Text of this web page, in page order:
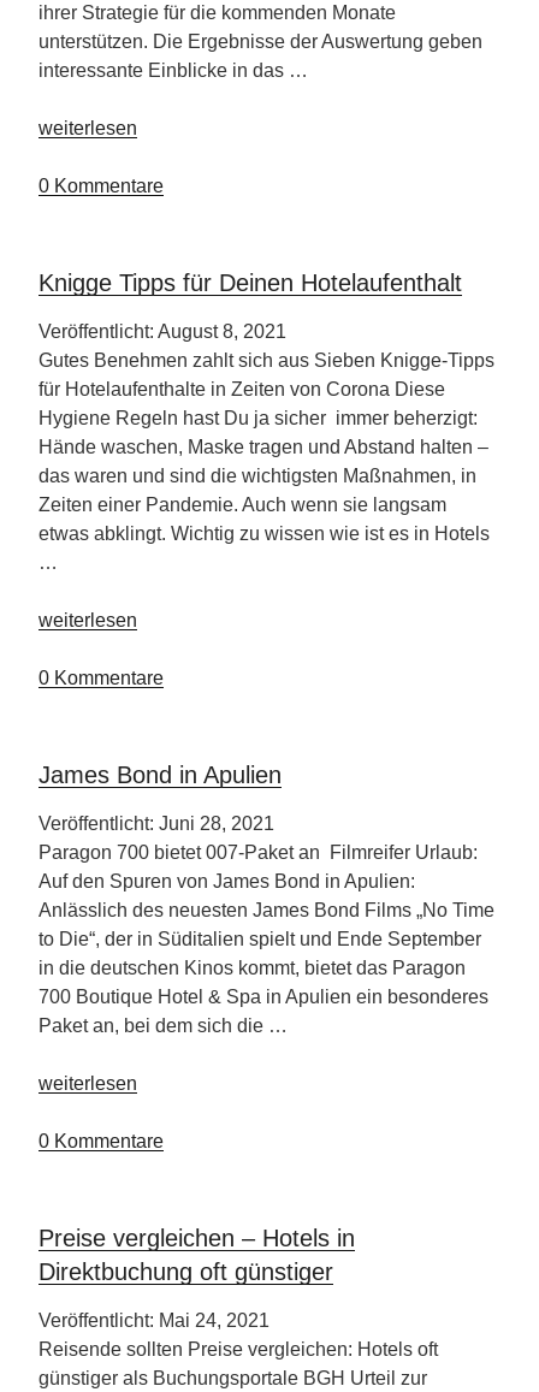
ihrer Strategie für die kommenden Monate
unterstützen. Die Ergebnisse der Auswertung geben
interessante Einblicke in das …
„So
das
weiterlesen
0 Kommentare
Knigge Tipps für Deinen Hotelaufenthalt
Veröffentlicht: August 8, 2021
Gutes Benehmen zahlt sich aus Sieben Knigge-Tipps
für Hotelaufenthalte in Zeiten von Corona Diese
Hygiene Regeln hast Du ja sicher immer beherzigt:
Hände waschen, Maske tragen und Abstand halten –
das waren und sind die wichtigsten Maßnahmen, in
Zeiten einer Pandemie. Auch wenn sie langsam
etwas abklingt. Wichtig zu wissen wie ist es in Hotels
…
„Knigge
für
weiterlesen
0 Kommentare
James Bond in Apulien
Veröffentlicht: Juni 28, 2021
Paragon 700 bietet 007-Paket an Filmreifer Urlaub:
Auf den Spuren von James Bond in Apulien:
Anlässlich des neuesten James Bond Films „No Time
to Die“, der in Süditalien spielt und Ende September
in die deutschen Kinos kommt, bietet das Paragon
700 Boutique Hotel & Spa in Apulien ein besonderes
Paket an, bei dem sich die …
„James
in
weiterlesen
0 Kommentare
Preise vergleichen – Hotels in
Direktbuchung oft günstiger
Veröffentlicht: Mai 24, 2021
Reisende sollten Preise vergleichen: Hotels oft
günstiger als Buchungsportale BGH Urteil zur